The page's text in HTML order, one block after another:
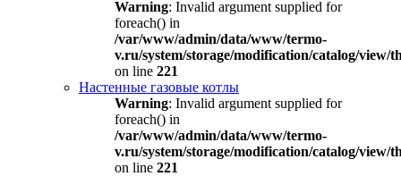
Warning: Invalid argument supplied for
foreach() in
/var/www/admin/data/www/termo-
v.ru/system/storage/modification/catalog/view/
on line 221
Настенные газовые котлы
Warning: Invalid argument supplied for
foreach() in
/var/www/admin/data/www/termo-
v.ru/system/storage/modification/catalog/view/
on line 221